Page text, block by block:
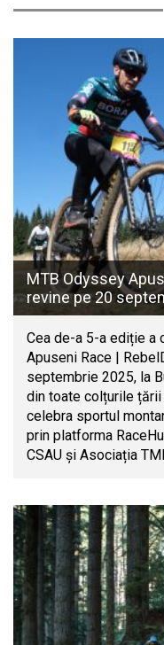
MTB Odyssey
revine pe 20
Cea de-a 5-a ediție a
Apuseni Race |
septembrie 2025, la
din toate colțurile țării
celebra sportul
prin platforma
CSAU și Asociația